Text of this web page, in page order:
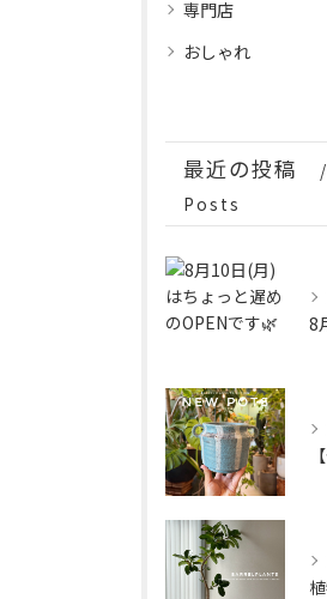
専門店
おしゃれ
最近の投稿
Posts